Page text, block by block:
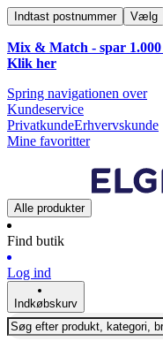
Indtast postnummer Vælg
Mix & Match - spar
Klik her
Spring navigationen over
Kundeservice
PrivatkundeErhvervskunde
Mine favoritter
Alle produkter
Find butik
Log ind
Indkøbskurv